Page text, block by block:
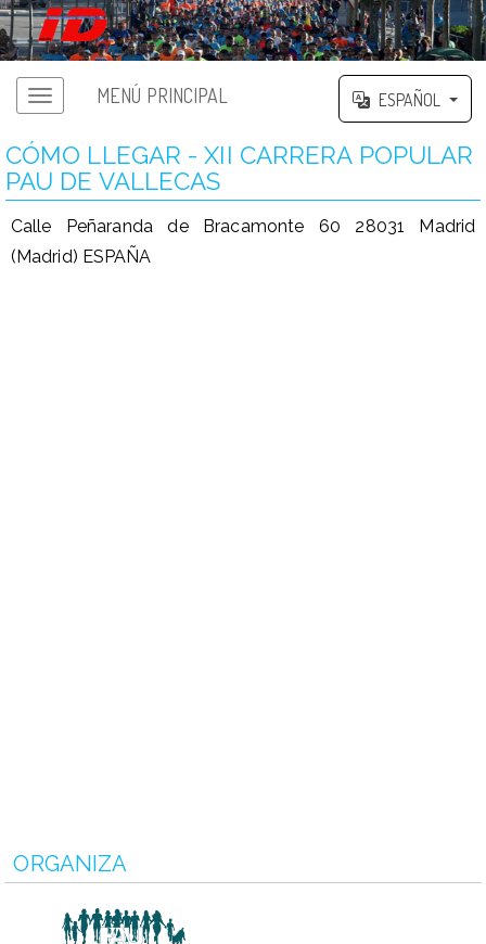
MENÚ PRINCIPAL ESPAÑOL
CÓMO LLEGAR - XII CARRERA POPULAR
PAU DE VALLECAS
Calle Peñaranda de Bracamonte 60 28031 Madrid
(Madrid) ESPAÑA
ORGANIZA